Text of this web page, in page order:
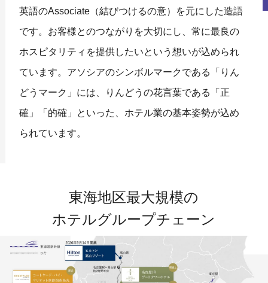
英語のAssociate（結びつけるの意）を元にした造語
です。お客様とのつながりを大切にし、常に最良の
ホスピタリティを提供したいという想いが込められ
ています。 アソシアのシンボルマークである「りん
どうマーク」には、りんどうの花言葉である「正
確」「的確」といった、ホテル業の基本姿勢が込め
られています。
東海地区最大規模の
ホテルグループチェーン